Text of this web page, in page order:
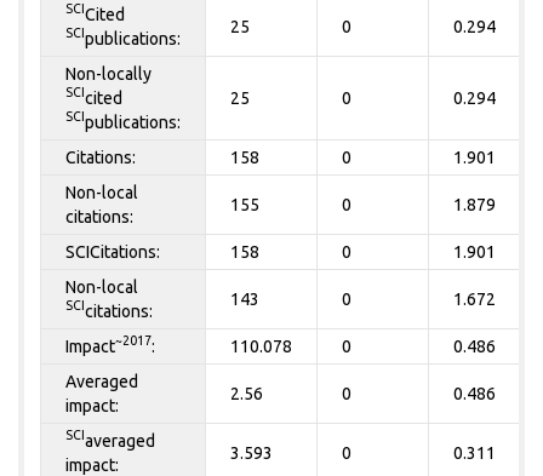
SCI Cited
SCI publications:
25 0 0.294
Non-locally
SCI cited
SCI publications:
25 0 0.294
Citations: 158 0
1.901
Non-local
citations:
155 0 1.879
SCICitations: 158 0
1.901
Non-local
SCI citations:
143 0 1.672
Impact~2017: 110.078 0
0.486
Averaged
impact:
2.56 0 0.486
SCI averaged
impact:
3.593 0 0.311